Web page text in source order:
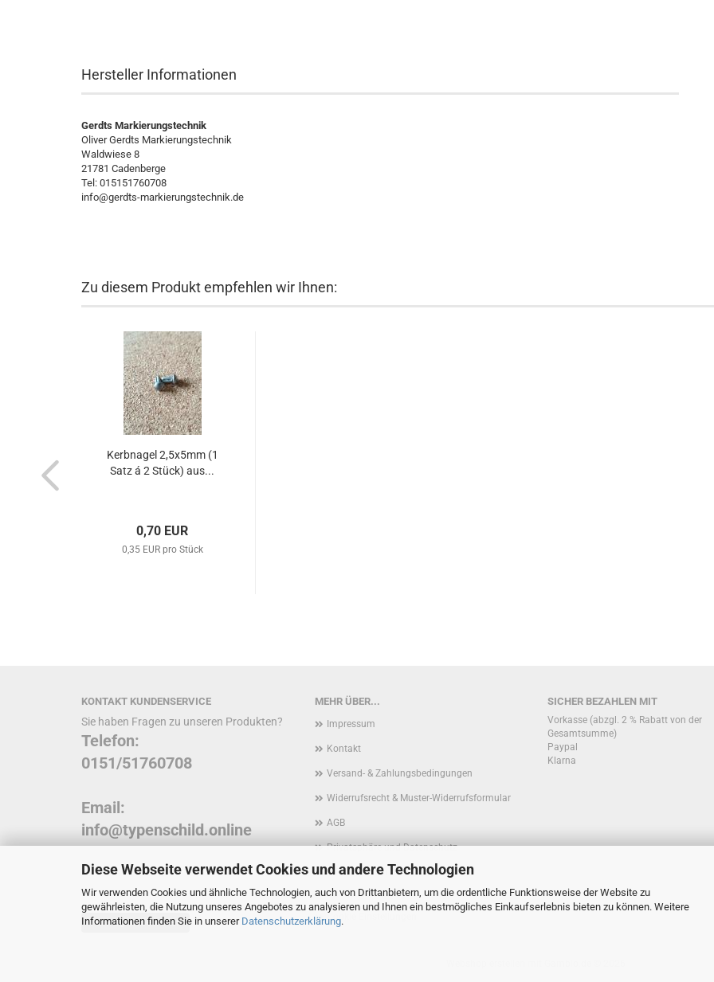
Diese Webseite verwendet Cookies und andere Technologien
Wir verwenden Cookies und ähnliche Technologien, auch von Drittanbietern, um die ordentliche Funktionsweise der Website zu
gewährleisten, die Nutzung unseres Angebotes zu analysieren und Ihnen ein bestmögliches Einkaufserlebnis bieten zu können. Weitere
Informationen finden Sie in unserer Datenschutzerklärung.
Hersteller Informationen
Gerdts Markierungstechnik
Oliver Gerdts Markierungstechnik
Waldwiese 8
21781 Cadenberge
Tel: 015151760708
info@gerdts-markierungstechnik.de
Zu diesem Produkt empfehlen wir Ihnen:
Kerbnagel 2,5x5mm (1
Satz á 2 Stück) aus...
0,70 EUR
0,35 EUR pro Stück
MEHR ÜBER...
Impressum
Kontakt
Versand- & Zahlungsbedingungen
Widerrufsrecht & Muster-Widerrufsformular
AGB
Privatsphäre und Datenschutz
Informationen zur Echtheit von
Kundenbewertungen
Cookie Einstellungen
SICHER BEZAHLEN MIT
Vorkasse (abzgl. 2 % Rabatt von der
Gesamtsumme)
Paypal
Klarna
KONTAKT KUNDENSERVICE
Sie haben Fragen zu unseren Produkten?
Telefon:
0151/51760708
Email:
info@typenschild.online
Vertrag widerrufen